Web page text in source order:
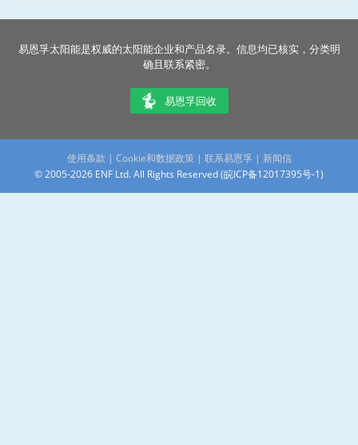
易恩孚太阳能是权威的太阳能企业和产品名录。信息均已核实，分类明
确且联系紧密。
易恩孚回收
使用条款 | Cookie和数据政策| 联系易恩孚 | 新闻信
© 2005-2026 ENF Ltd. All Rights Reserved (皖ICP备12017395号-1)